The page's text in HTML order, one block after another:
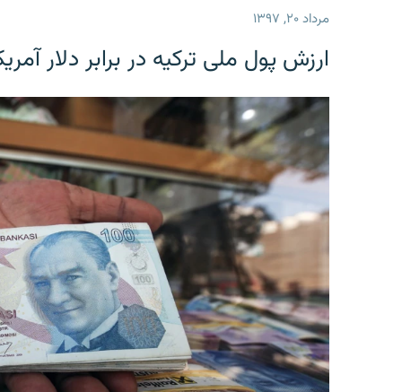
مرداد ۲۰, ۱۳۹۷
ارزش پول ملی ترکیه در برابر دلار آمریکا در یک